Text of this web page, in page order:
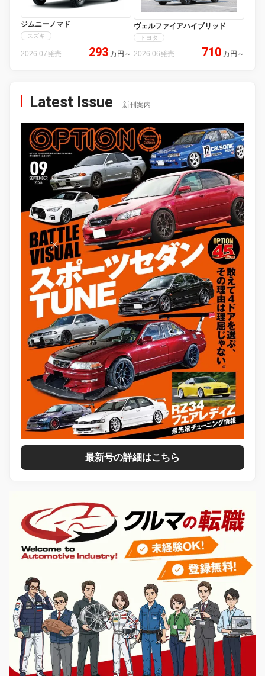
ジムニーノマド
スズキ
2026.07発売 293 万円 ～
ヴェルファイアハイブリッド
トヨタ
2026.06発売 710 万円 ～
Latest Issue 新刊案内
最新号の詳細はこちら